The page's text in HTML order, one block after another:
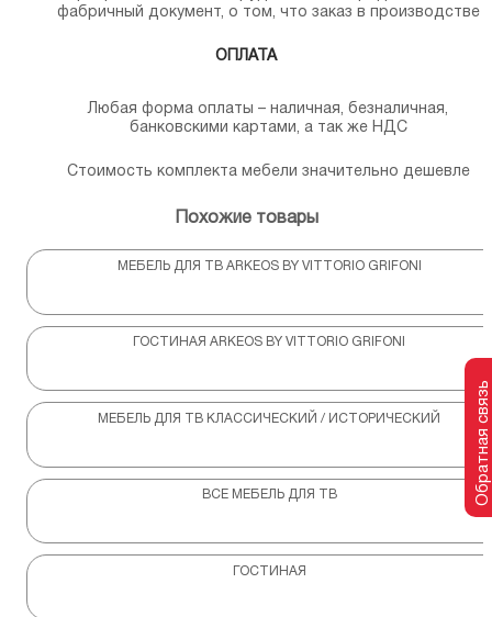
фабричный документ, о том, что заказ в производстве
ОПЛАТА
Любая форма оплаты – наличная, безналичная,
банковскими картами, а так же НДС
Стоимость комплекта мебели значительно дешевле
Похожие товары
МЕБЕЛЬ ДЛЯ ТВ ARKEOS BY VITTORIO GRIFONI
ГОСТИНАЯ ARKEOS BY VITTORIO GRIFONI
МЕБЕЛЬ ДЛЯ ТВ КЛАССИЧЕСКИЙ / ИСТОРИЧЕСКИЙ
ВСЕ МЕБЕЛЬ ДЛЯ ТВ
ГОСТИНАЯ
Обратная связь